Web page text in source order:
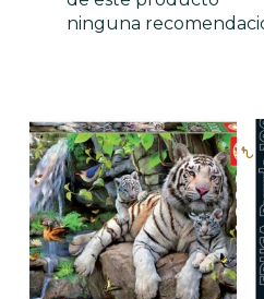
ninguna
Productos